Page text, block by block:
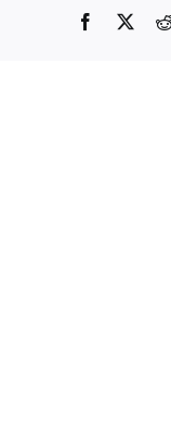
Facebook
X